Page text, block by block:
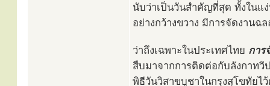
นับว่าเป็นวันสำคัญที่สุด ทั้งในแ
อย่างกว้างขวาง มีการจัดงาน
ว่าถึงเฉพาะในประเทศไทย การ
สืบมาจากการติดต่อกับลังกาทวี
พิธีวันวิสาขบูชาในกรุงสุโขทัยไ